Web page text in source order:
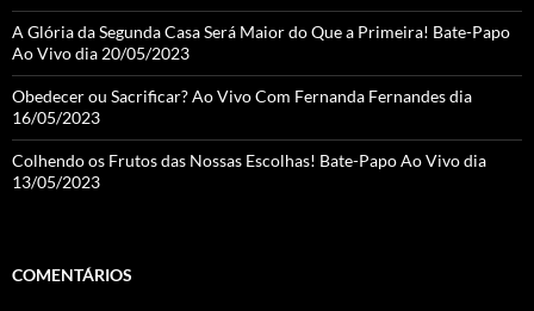
A Glória da Segunda Casa Será Maior do Que a Primeira! Bate-Papo
Ao Vivo dia 20/05/2023
Obedecer ou Sacrificar? Ao Vivo Com Fernanda Fernandes dia
16/05/2023
Colhendo os Frutos das Nossas Escolhas! Bate-Papo Ao Vivo dia
13/05/2023
COMENTÁRIOS